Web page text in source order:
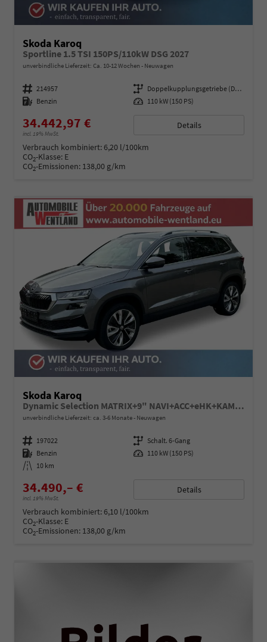
Skoda Karoq
Sportline 1.5 TSI 150PS/110kW DSG 2027
unverbindliche Lieferzeit: Ca. 10-12 Wochen Neuwagen
Fahrzeugnummer 214957 Getriebe
Doppelkupplungsgetriebe (DSG)
Kraftstoff Benzin Leistung 110 kW (150 PS)
34.442,97 €
incl. 19% MwSt.
Details
Verbrauch kombiniert:6,20 l/100km
CO2-Klasse: E
CO2-Emissionen: 138,00 g/km
Skoda Karoq
Dynamic Selection MATRIX+9" NAVI+ACC+eHK+KAMERA+SHZ+18" ALU
unverbindliche Lieferzeit: ca. 3-6 Monate Neuwagen
Fahrzeugnummer 197022 Getriebe Schalt. 6-Gang
Kraftstoff Benzin Leistung 110 kW (150 PS)
Kilometerstand 10 km
34.490,– €
incl. 19% MwSt.
Details
Verbrauch kombiniert:6,10 l/100km
CO2-Klasse: E
CO2-Emissionen: 138,00 g/km